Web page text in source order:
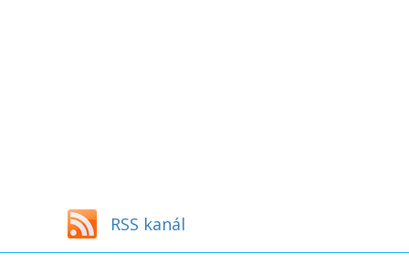
RSS kanál